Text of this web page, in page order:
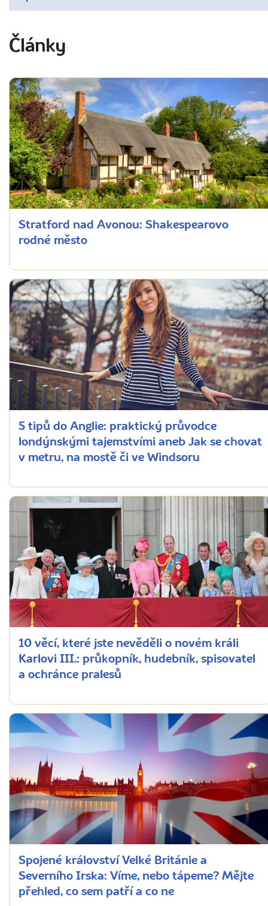
Články
Stratford nad Avonou: Shakespearovo
rodné město
5 tipů do Anglie: praktický průvodce
londýnskými tajemstvími aneb Jak se chovat
v metru, na mostě či ve Windsoru
10 věcí, které jste nevěděli o novém králi
Karlovi III.: průkopník, hudebník, spisovatel
a ochránce pralesů
Spojené království Velké Británie a
Severního Irska: Víme, nebo tápeme? Mějte
přehled, co sem patří a co ne